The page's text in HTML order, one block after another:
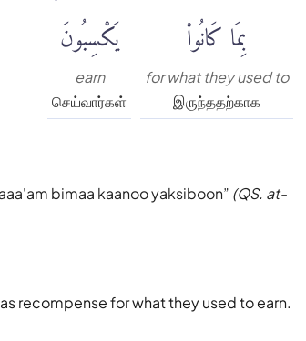
بِمَا كَانُوا۟
for what they used to
இருந்ததற்காக
يَكْسِبُونَ
earn
செய்வார்கள்
bimaa kaanoo yaksiboon (QS. at-
recompense for what they used to earn.